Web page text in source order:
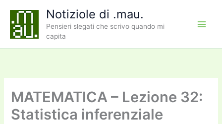
contenuto
Notiziole di .mau.
Pensieri slegati che scrivo quando mi
capita
MATEMATICA – Lezione 32:
Statistica inferenziale